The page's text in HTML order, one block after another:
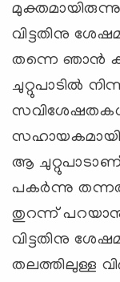
മുക്തമായിരുന്നു
വിട്ടതിനു
തന്നെ ഞാന്‍
ചുറ്റുപാടില്‍
ആ
പകര്‍ന്നു
തുറന്ന്
വിട്ടതിനു
തലത്തിലുള്ള